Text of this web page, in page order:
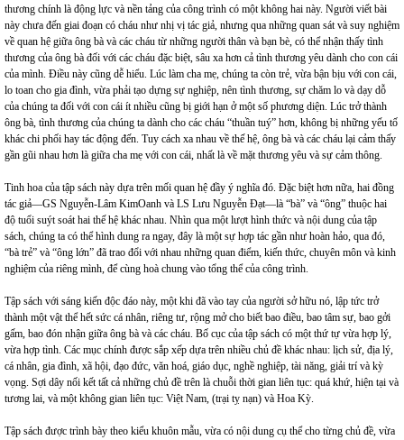
thương chính là động lực và nền tảng của công trình có một không hai này. Người viết bài
này chưa đến giai đoạn có cháu như nhị vị tác giả, nhưng qua những quan sát và suy nghiệm
về quan hệ giữa ông bà và các cháu từ những người thân và bạn bè, có thể nhận thấy tình
thương của ông bà đối với các cháu đặc biệt, sâu xa hơn cả tình thương yêu dành cho con cái
của mình. Điều này cũng dễ hiểu. Lúc làm cha mẹ, chúng ta còn trẻ, vừa bận bịu với con cái,
lo toan cho gia đình, vừa phải tạo dựng sự nghiệp, nên tình thương, sự chăm lo và dạy dỗ
của chúng ta đối với con cái ít nhiều cũng bị giới hạn ở một số phương diện. Lúc trở thành
ông bà, tình thương của chúng ta dành cho các cháu “thuần tuý” hơn, không bị những yếu tố
khác chi phối hay tác động đến. Tuy cách xa nhau về thế hệ, ông bà và các cháu lại cảm thấy
gần gũi nhau hơn là giữa cha mẹ với con cái, nhất là về mặt thương yêu và sự cảm thông.
Tinh hoa của tập sách này dựa trên mối quan hệ đầy ý nghĩa đó. Đặc biệt hơn nữa, hai đồng
tác giả—GS Nguyễn-Lâm KimOanh và LS Lưu Nguyễn Đạt—là “bà” và “ông” thuộc hai
độ tuổi suýt soát hai thế hệ khác nhau. Nhìn qua một lượt hình thức và nội dung của tập
sách, chúng ta có thể hình dung ra ngay, đây là một sự hợp tác gần như hoàn hảo, qua đó,
“bà trẻ” và “ông lớn” đã trao đổi với nhau những quan điểm, kiến thức, chuyên môn và kinh
nghiệm của riêng mình, để cùng hoà chung vào tổng thể của công trình.
Tập sách với sáng kiến độc đáo này, một khi đã vào tay của người sở hữu nó, lập tức trở
thành một vật thể hết sức cá nhân, riêng tư, rộng mở cho biết bao điều, bao tâm sự, bao gởi
gấm, bao đón nhận giữa ông bà và các cháu. Bố cục của tập sách có một thứ tự vừa hợp lý,
vừa hợp tình. Các mục chính được sắp xếp dựa trên nhiều chủ đề khác nhau: lịch sử, địa lý,
cá nhân, gia đình, xã hội, đạo đức, văn hoá, giáo dục, nghề nghiệp, tài năng, giải trí và kỳ
vọng. Sợi dây nối kết tất cả những chủ đề trên là chuỗi thời gian liên tục: quá khứ, hiện tại và
tương lai, và một không gian liên tục: Việt Nam, (trại tỵ nạn) và Hoa Kỳ.
Tập sách được trình bày theo kiểu khuôn mẫu, vừa có nội dung cụ thể cho từng chủ đề, vừa